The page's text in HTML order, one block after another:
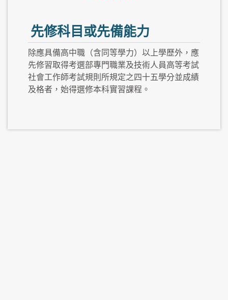
先修科目或先備能力
除應具備高中職（含同等學力）以上學歷外，應
先修習取得考選部專門職業及技術人員高等考試
社會工作師考試規則所規定之四十五學分並成績
及格者，始得選修本科實習課程。